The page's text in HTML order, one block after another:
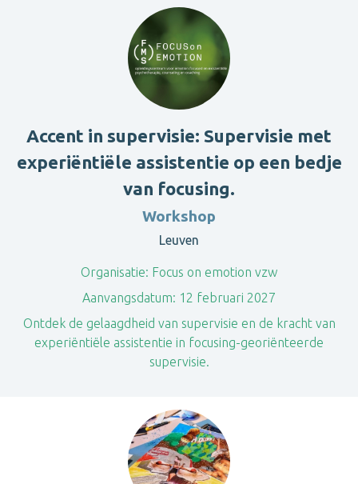
Accent in supervisie: Supervisie met
experiëntiële assistentie op een bedje
van focusing.
Workshop
Leuven
Organisatie: Focus on emotion vzw
Aanvangsdatum: 12 februari 2027
Ontdek de gelaagdheid van supervisie en de kracht van
experiëntiële assistentie in focusing-georiënteerde
supervisie.